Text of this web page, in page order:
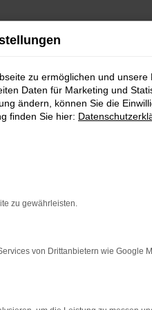
FÜR
–
durch seine
eine perfekte
sondern
Sinne erfahren.
zu ermöglichen und unsere
Daten für Marketing und
ändern, können Sie die
finden Sie hier:
zu gewährleisten.
von Drittanbietern wie Google